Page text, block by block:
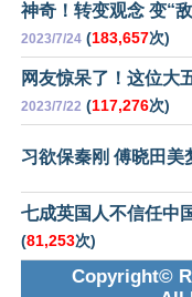
神奇！转变观念 变“
2023/7/24 (183,657次)
网友惊呆了！这位大
2023/7/22 (117,276次)
习欲保秦刚 傅晓田美
七成英国人不信任中
(81,253次)
Copyright©